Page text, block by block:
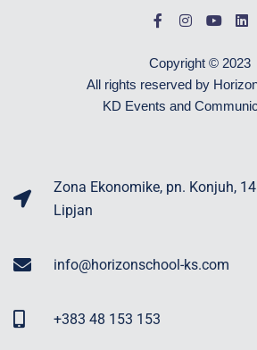
Copyright © 2023
All rights reserved by
KD Events and
Zona Ekonomike, pn. Konjuh,
Lipjan
info@horizonschool-ks.com
+383 48 153 153